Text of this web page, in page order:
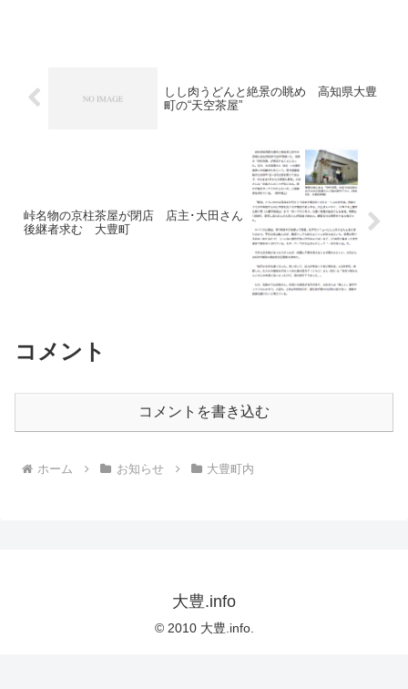
しし肉うどんと絶景の眺め 高知県大豊
町の“天空茶屋”
峠名物の京柱茶屋が閉店 店主･大田さん
後継者求む 大豊町
コメント
コメントを書き込む
ホーム お知らせ 大豊町内
大豊.info
© 2010 大豊.info.